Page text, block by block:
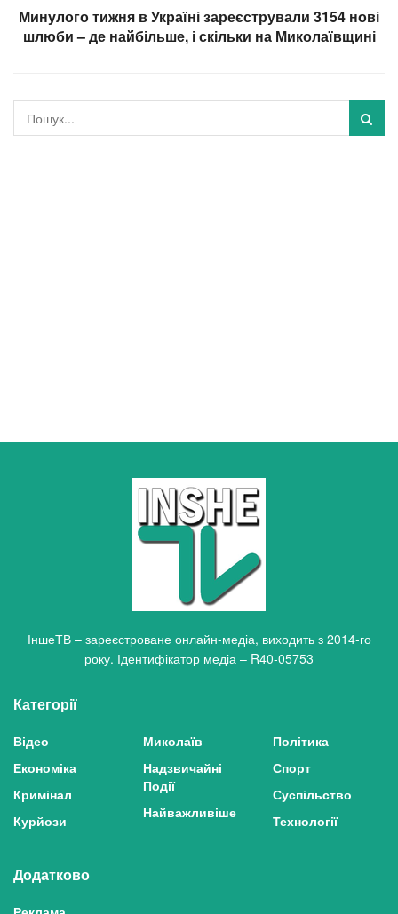
Минулого тижня в Україні зареєстрували 3154 нові
шлюби – де найбільше, і скільки на Миколаївщині
ІншеТВ – зареєстроване онлайн-медіа, виходить з 2014-го
року. Ідентифікатор медіа – R40-05753
Категорії
Відео
Економіка
Кримінал
Курйози
Миколаїв
Надзвичайні
Події
Найважливіше
Політика
Спорт
Суспільство
Технології
Додатково